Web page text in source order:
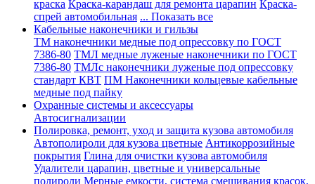
краска Краска-карандаш для ремонта царапин Краска-
спрей автомобильная ... Показать все
Кабельные наконечники и гильзы
ТМ наконечники медные под опрессовку по ГОСТ
7386-80 ТМЛ медные луженые наконечники по ГОСТ
7386-80 ТМЛс наконечники луженые под опрессовку
стандарт КВТ ПМ Наконечники кольцевые кабельные
медные под пайку
Охранные системы и аксессуары
Автосигнализации
Полировка, ремонт, уход и защита кузова автомобиля
Автополироли для кузова цветные Антикоррозийные
покрытия Глина для очистки кузова автомобиля
Удалители царапин, цветные и универсальные
полироли Мерные емкости, система смешивания красок,